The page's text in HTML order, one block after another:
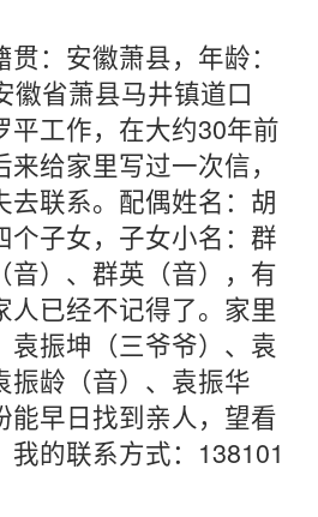
：安徽萧县，年龄：
徽省萧县马井镇道口
平工作，在大约30年前
给家里写过一次信，
去联系。配偶姓名：胡
个子女，子女小名：群
音）、群英（音），有
人已经不记得了。家里
袁振坤（三爷爷）、袁
振龄（音）、袁振华
能早日找到亲人，望看
的联系方式：138101